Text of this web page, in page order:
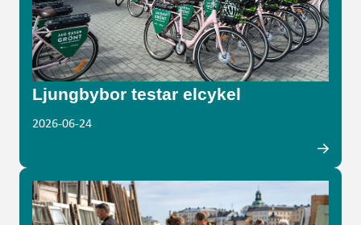
Ljungbybor testar elcykel
2026-06-24